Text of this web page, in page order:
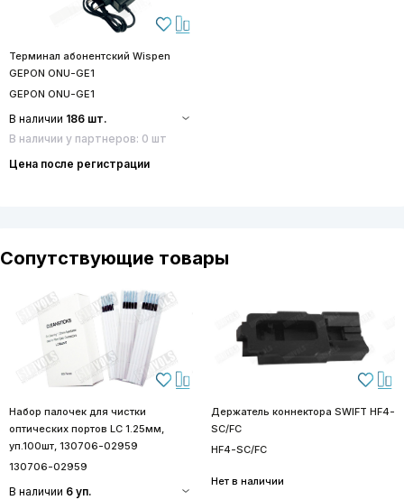
Терминал абонентский Wispen
GEPON ONU-GE1
GEPON ONU-GE1
В наличии 186 шт.
В наличии у партнеров: 0 шт
Цена после регистрации
Сопутствующие товары
Набор палочек для чистки
оптических портов LC 1.25мм,
уп.100шт, 130706-02959
130706-02959
В наличии 6 уп.
Держатель коннектора SWIFT HF4-
SC/FC
HF4-SC/FC
Нет в наличии